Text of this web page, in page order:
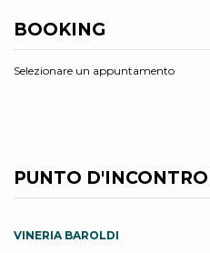
BOOKING
Selezionare un appuntamento
PUNTO D'INCONTRO
VINERIA BAROLDI